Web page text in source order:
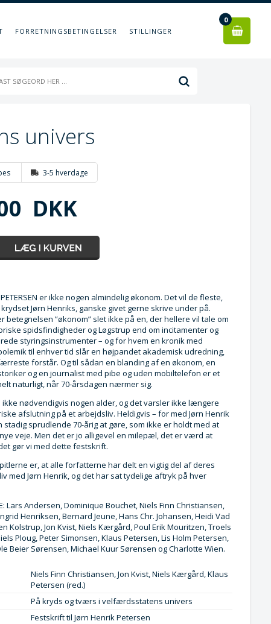
FORRETNINGSBETINGELSER STILLINGER
0
univers
3-5 hverdage
DKK
PETERSEN er ikke nogen almindelig økonom. Det vil de fleste,
Jørn Henriks, ganske givet gerne skrive under på.
betegnelsen ”økonom” slet ikke på en, der hellere vil tale om
spidsfindigheder og Løgstrup end om incitamenter og
styringsinstrumenter – og for hvem en kronik med
til enhver tid slår en højpandet akademisk udredning,
forstår. Og til sådan en blanding af en økonom, en
og en journalist med pibe og uden mobiltelefon er et
naturligt, når 70-årsdagen nærmer sig.
ikke nødvendigvis nogen alder, og det varsler ikke længere
afslutning på et arbejdsliv. Heldigvis – for med Jørn Henrik
stadig sprudlende 70-årig at gøre, som ikke er holdt med at
veje. Men det er jo alligevel en milepæl, det er værd at
gør vi med dette festskrift.
er, at alle forfatterne har delt en vigtig del af deres
med Jørn Henrik, og det har sat tydelige aftryk på hver
Lars Andersen, Dominique Bouchet, Niels Finn Christiansen,
Henriksen, Bernard Jeune, Hans Chr. Johansen, Heidi Vad
Kolstrup, Jon Kvist, Niels Kærgård, Poul Erik Mouritzen, Troels
Ploug, Peter Simonsen, Klaus Petersen, Lis Holm Petersen,
Beier Sørensen, Michael Kuur Sørensen og Charlotte Wien.
Niels Finn Christiansen, Jon Kvist, Niels Kærgård, Klaus
Petersen (red.)
På kryds og tværs i velfærdsstatens univers
Festskrift til Jørn Henrik Petersen